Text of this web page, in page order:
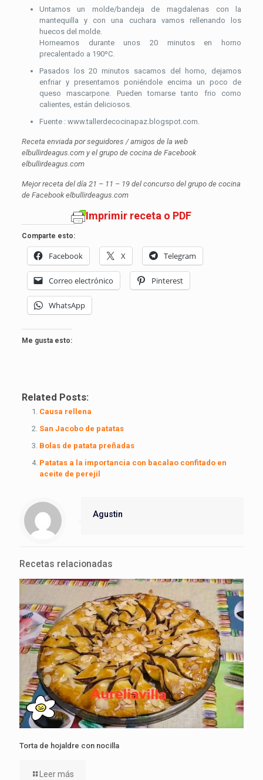
Untamos un molde/bandeja de magdalenas con la
mantequilla y con una cuchara vamos rellenando los
huecos del molde.
Horneamos durante unos 20 minutos en horno
precalentado a 190ºC.
Pasados los 20 minutos sacamos del horno, dejamos
enfriar y presentamos poniéndole encima un poco de
queso mascarpone. Pueden tomarse tanto frio como
calientes, están deliciosos.
Fuente : www.tallerdecocinapaz.blogspot.com.
Receta enviada por seguidores / amigos de la web
elbullirdeagus.com y el grupo de cocina de Facebook
elbullirdeagus.com
Mejor receta del día 21 – 11 – 19 del concurso del grupo de cocina
de Facebook elbullirdeagus.com
Imprimir receta o PDF
Comparte esto:
Facebook X Telegram
Correo electrónico Pinterest
WhatsApp
Me gusta esto:
Related Posts:
Causa rellena
San Jacobo de patatas
Bolas de patata preñadas
Patatas a la importancia con bacalao confitado en
aceite de perejil
Agustin
Recetas relacionadas
Torta de hojaldre con nocilla
Leer más